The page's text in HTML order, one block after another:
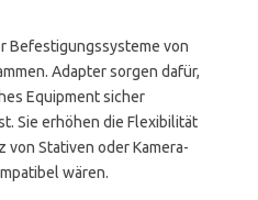
Befestigungssysteme von
Adapter sorgen dafür,
Equipment sicher
Sie erhöhen die Flexibilität
von Stativen oder Kamera-
wären.